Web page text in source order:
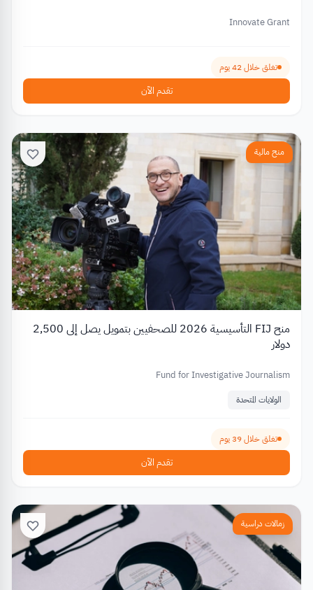
Innovate Grant
تغلق خلال 42 يوم
تقدم الآن
منح مالية
منح FIJ التأسيسية 2026 للصحفيين بتمويل يصل إلى 2,500
دولار
Fund for Investigative Journalism
الولايات المتحدة
تغلق خلال 39 يوم
تقدم الآن
زمالات دراسية